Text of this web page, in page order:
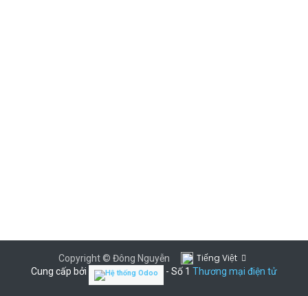
Copyright © Đông Nguyễn Tiếng Việt
Cung cấp bởi - Số 1 Thương mại điện tử